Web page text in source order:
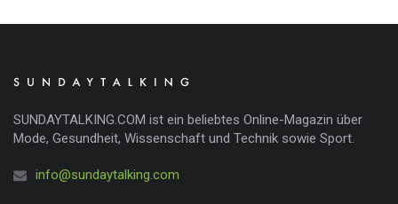
SUNDAYTALKING.COM ist ein beliebtes Online-Magazin über
Mode, Gesundheit, Wissenschaft und Technik sowie Sport.
info@sundaytalking.com